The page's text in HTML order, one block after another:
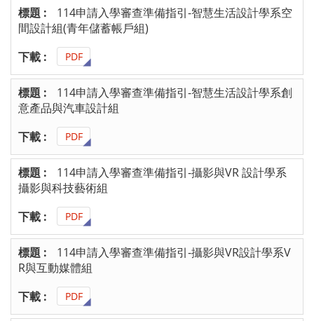
114申請入學審查準備指引-智慧生活設計學系空
間設計組(青年儲蓄帳戶組)
PDF
114申請入學審查準備指引-智慧生活設計學系創
意產品與汽車設計組
PDF
114申請入學審查準備指引-攝影與VR 設計學系
攝影與科技藝術組
PDF
114申請入學審查準備指引-攝影與VR設計學系V
R與互動媒體組
PDF